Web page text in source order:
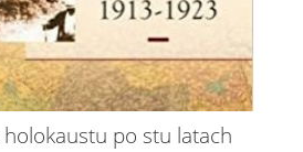
po stu latach